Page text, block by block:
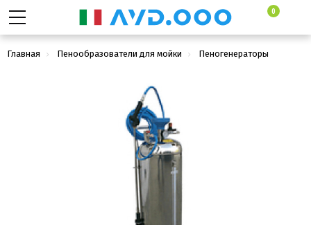
0
Главная Пенообразователи для мойки Пеногенераторы